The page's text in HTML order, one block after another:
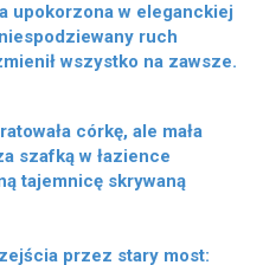
upokorzona w eleganckiej
ruch
wszystko na zawsze.
córkę, ale mała
szafką w łazience
tajemnicę skrywaną
przez stary most: